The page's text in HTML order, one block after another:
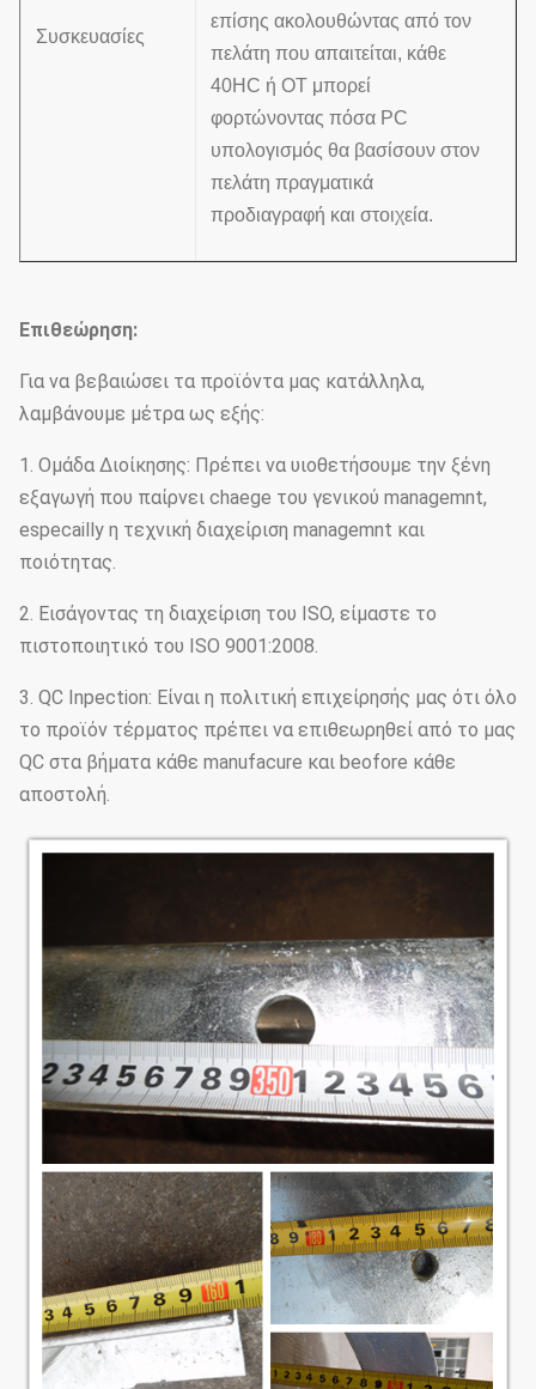
Συσκευασίες
επίσης ακολουθώντας από τον
πελάτη που απαιτείται, κάθε
40HC ή OT μπορεί
φορτώνοντας πόσα PC
υπολογισμός θα βασίσουν στον
πελάτη πραγματικά
προδιαγραφή και στοιχεία.
Επιθεώρηση:
Για να βεβαιώσει τα προϊόντα μας κατάλληλα,
λαμβάνουμε μέτρα ως εξής:
1. Ομάδα Διοίκησης: Πρέπει να υιοθετήσουμε την ξένη
εξαγωγή που παίρνει chaege του γενικού managemnt,
especailly η τεχνική διαχείριση managemnt και
ποιότητας.
2. Εισάγοντας τη διαχείριση του ISO, είμαστε το
πιστοποιητικό του ISO 9001:2008.
3. QC Inpection: Είναι η πολιτική επιχείρησής μας ότι όλο
το προϊόν τέρματος πρέπει να επιθεωρηθεί από το μας
QC στα βήματα κάθε manufacure και beofore κάθε
αποστολή.